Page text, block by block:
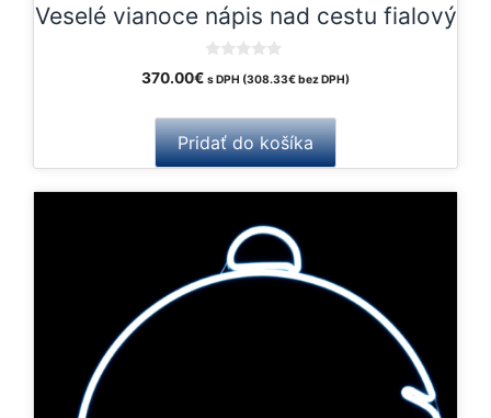
Veselé vianoce nápis nad cestu fialový
o
o
f
5
370.00€ s DPH (308.33€bez DPH)
Pridať do košíka